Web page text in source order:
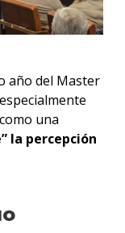
año del Master
una
la percepción